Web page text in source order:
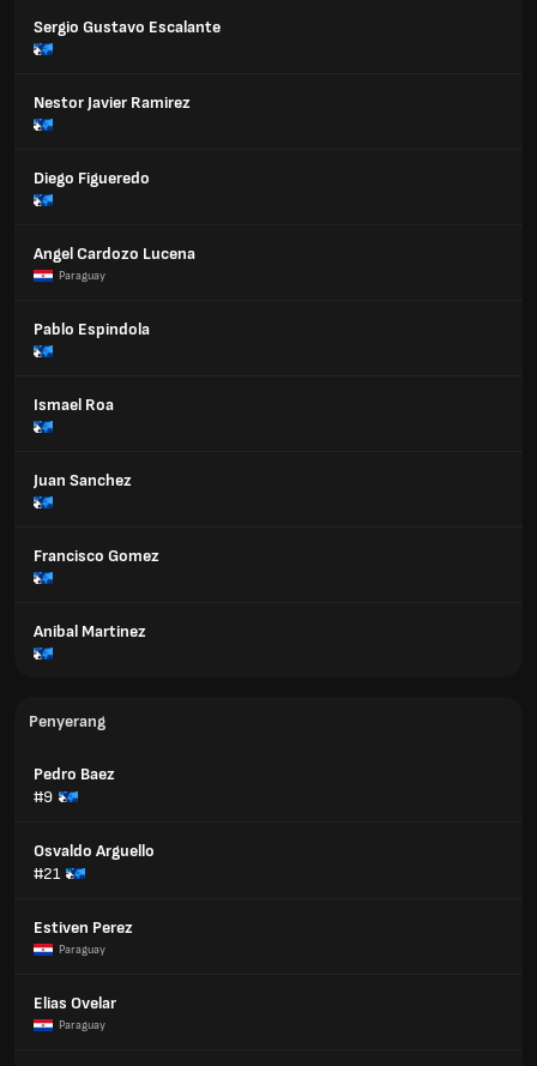
Sergio Gustavo Escalante
Nestor Javier Ramirez
Diego Figueredo
Angel Cardozo Lucena
Paraguay
Pablo Espindola
Ismael Roa
Juan Sanchez
Francisco Gomez
Anibal Martinez
Penyerang
Pedro Baez
#9
Osvaldo Arguello
#21
Estiven Perez
Paraguay
Elias Ovelar
Paraguay